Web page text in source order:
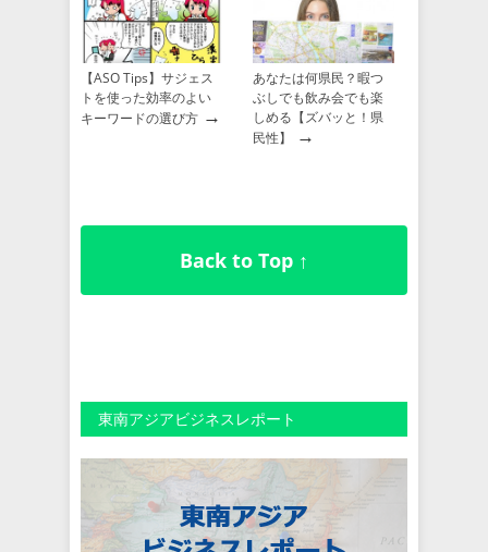
【ASO Tips】サジェス
トを使った効率のよい
キーワードの選び方 →
あなたは何県民？暇つ
ぶしでも飲み会でも楽
しめる【ズバッと！県
民性】
→
Back to Top ↑
東南アジアビジネスレポート